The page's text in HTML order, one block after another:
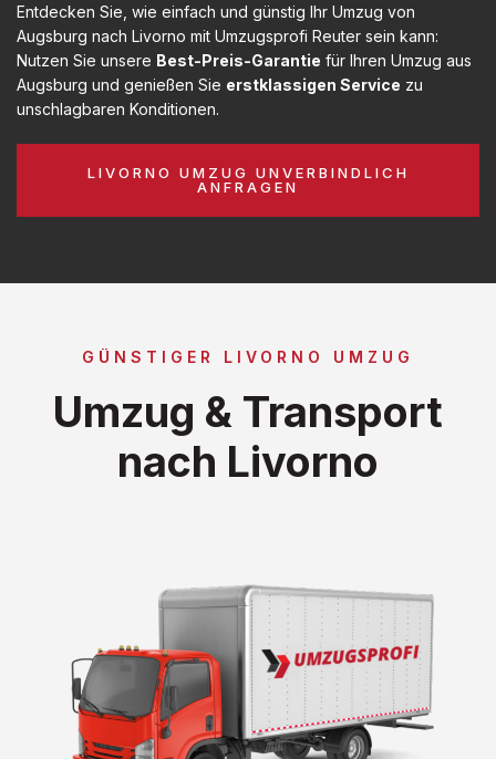
Entdecken Sie, wie einfach und günstig Ihr Umzug von
Augsburg nach Livorno mit Umzugsprofi Reuter sein kann:
Nutzen Sie unsere Best-Preis-Garantie für Ihren Umzug aus
Augsburg und genießen Sie erstklassigen Service zu
unschlagbaren Konditionen.
LIVORNO UMZUG UNVERBINDLICH
ANFRAGEN
GÜNSTIGER LIVORNO UMZUG
Umzug & Transport
nach Livorno